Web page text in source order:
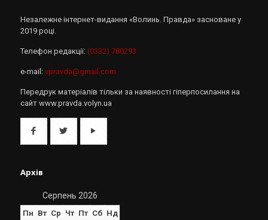
Незалежне інтернет-видання «Волинь. Правда» засноване у
2019 році.
Телефон редакції: (0332) 780293
e-mail: vpravda@gmail.com
Передрук матеріалів тільки за наявності гіперпосилання на
сайт www.pravda.volyn.ua
Архів
Серпень 2026
Пн Вт Ср Чт Пт Сб Нд